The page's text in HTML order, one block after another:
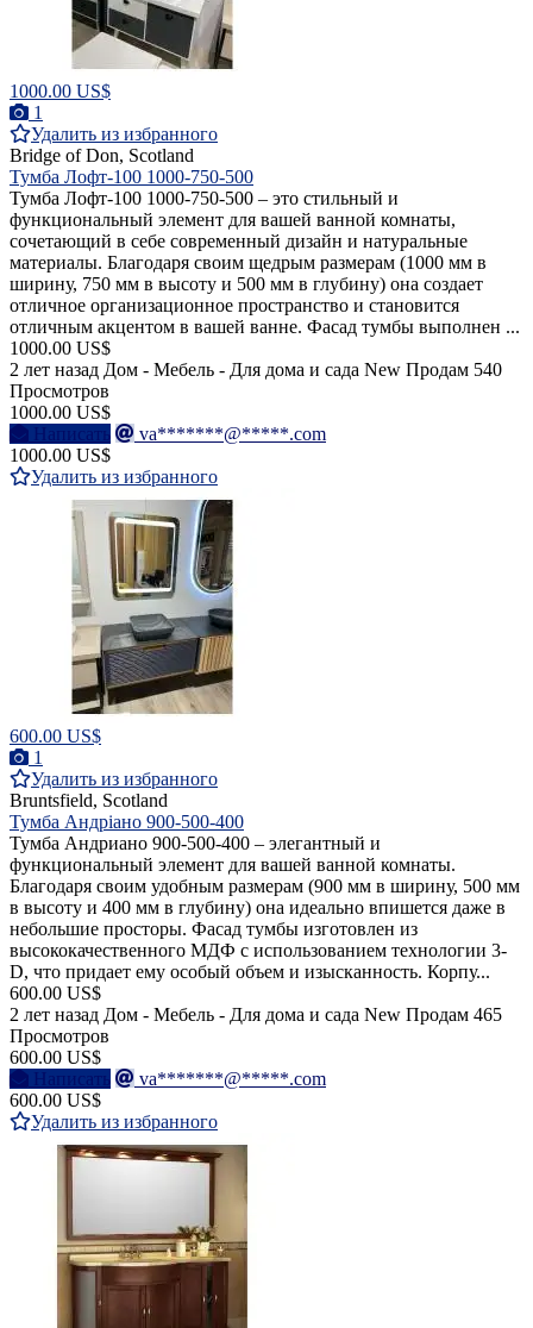
1000.00 US$
1
Удалить из избранного
Bridge of Don, Scotland
Тумба Лофт-100 1000-750-500
Тумба Лофт-100 1000-750-500 – это стильный и
функциональный элемент для вашей ванной комнаты,
сочетающий в себе современный дизайн и натуральные
материалы. Благодаря своим щедрым размерам (1000 мм в
ширину, 750 мм в высоту и 500 мм в глубину) она создает
отличное организационное пространство и становится
отличным акцентом в вашей ванне. Фасад тумбы выполнен ...
1000.00 US$
2 лет назад Дом - Мебель - Для дома и сада New Продам 540
Просмотров
1000.00 US$
Написать
va*******@*****.com
1000.00 US$
Удалить из избранного
600.00 US$
1
Удалить из избранного
Bruntsfield, Scotland
Тумба Андріано 900-500-400
Тумба Андриано 900-500-400 – элегантный и
функциональный элемент для вашей ванной комнаты.
Благодаря своим удобным размерам (900 мм в ширину, 500 мм
в высоту и 400 мм в глубину) она идеально впишется даже в
небольшие просторы. Фасад тумбы изготовлен из
высококачественного МДФ с использованием технологии 3-
D, что придает ему особый объем и изысканность. Корпу...
600.00 US$
2 лет назад Дом - Мебель - Для дома и сада New Продам 465
Просмотров
600.00 US$
Написать
va*******@*****.com
600.00 US$
Удалить из избранного